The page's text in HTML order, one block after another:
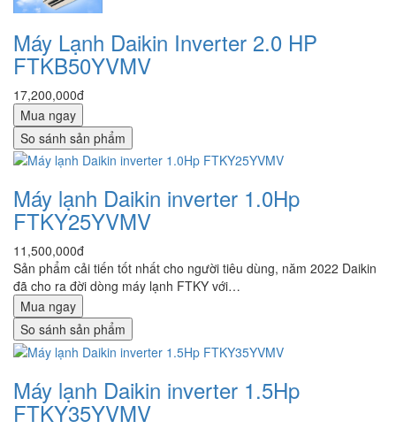
Máy Lạnh Daikin Inverter 2.0 HP
FTKB50YVMV
17,200,000đ
Mua ngay
So sánh sản phẩm
Máy lạnh Daikin inverter 1.0Hp
FTKY25YVMV
11,500,000đ
Sản phẩm cải tiến tốt nhất cho người tiêu dùng, năm 2022 Daikin
đã cho ra đời dòng máy lạnh FTKY với…
Mua ngay
So sánh sản phẩm
Máy lạnh Daikin inverter 1.5Hp
FTKY35YVMV